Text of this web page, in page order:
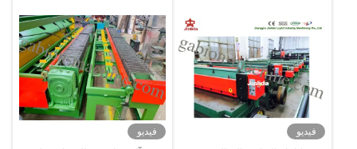
فيديو
فيديو